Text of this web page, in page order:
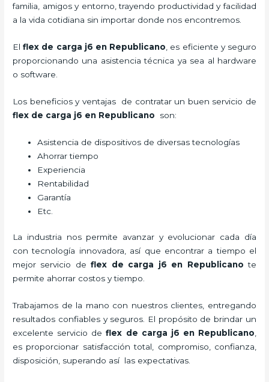
familia, amigos y entorno, trayendo productividad y facilidad
a la vida cotidiana sin importar donde nos encontremos.
Elflex de carga j6 en Republicano , es eficiente y seguro
proporcionando una asistencia técnica ya sea al hardware
o software.
Los beneficios y ventajas de contratar un buen servicio de
flex de carga j6 en Republicano son:
Asistencia de dispositivos de diversas tecnologías
Ahorrar tiempo
Experiencia
Rentabilidad
Garantía
Etc.
La industria nos permite avanzar y evolucionar cada día
con tecnología innovadora, así que encontrar a tiempo el
mejor servicio deflex de carga j6 en Republicano te
permite ahorrar costos y tiempo.
Trabajamos de la mano con nuestros clientes, entregando
resultados confiables y seguros. El propósito de brindar un
excelente servicio deflex de carga j6 en Republicano
es proporcionar satisfacción total, compromiso, confianza,
disposición, superando así las expectativas.